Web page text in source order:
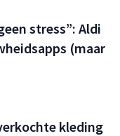
stress”: Aldi
(maar
kleding